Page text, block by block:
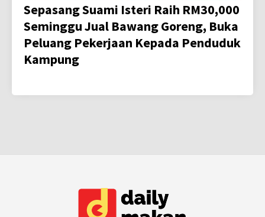
Sepasang Suami Isteri Raih RM30,000
Seminggu Jual Bawang Goreng, Buka
Peluang Pekerjaan Kepada Penduduk
Kampung